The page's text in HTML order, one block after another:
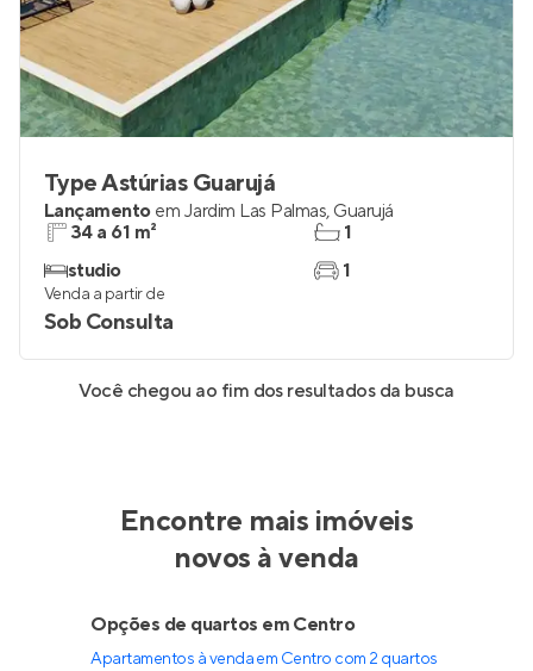
Type Astúrias Guarujá
Lançamento em Jardim Las Palmas, Guarujá
34 a 61 m²
studio
1
1
Venda a partir de
Sob Consulta
Você chegou ao fim dos resultados da busca
Encontre mais imóveis
novos à venda
Opções de quartos em Centro
Apartamentos à venda em Centro com 2 quartos